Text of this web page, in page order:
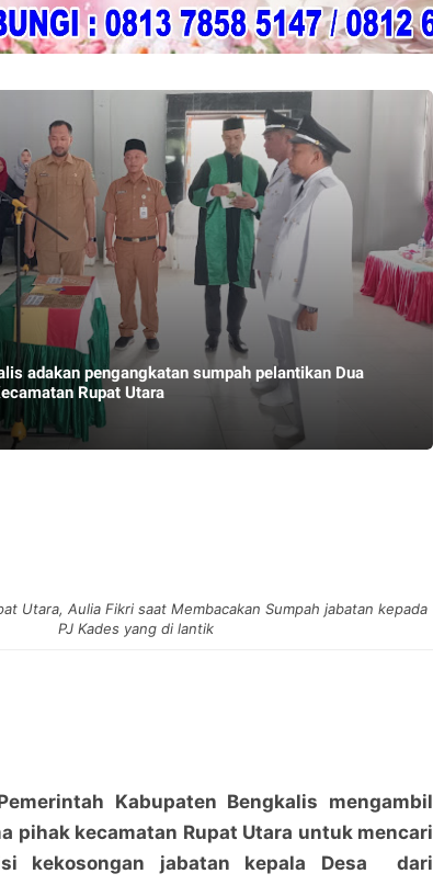
sumpah pelantikan Dua
Rupat Utara
Utara, Aulia Fikri saat Membacakan Sumpah jabatan kepada
PJ Kades yang di lantik
Kabupaten Bengkalis mengambil
pihak kecamatan Rupat Utara untuk mencari
kekosongan jabatan kepala Desa dari